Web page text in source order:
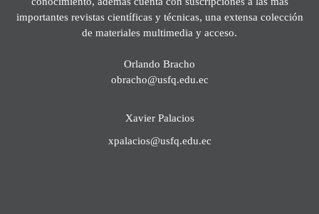
importantes revistas científicas y técnicas, una extensa colección
de materiales multimedia y acceso.
Orlando Bracho
obracho@usfq.edu.ec
Xavier Palacios
xpalacios@usfq.edu.ec